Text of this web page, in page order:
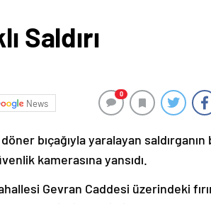
Saldırı
News
0
bıçağıyla yaralayan saldırganın
kamerasına yansıdı.
Gevran Caddesi üzerindeki